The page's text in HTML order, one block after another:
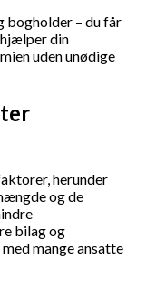
bogholder – du får
hjælper din
uden unødige
herunder
og de
bilag og
mange ansatte